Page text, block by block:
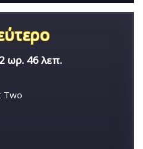
ωρ. 46 λεπ.
Two